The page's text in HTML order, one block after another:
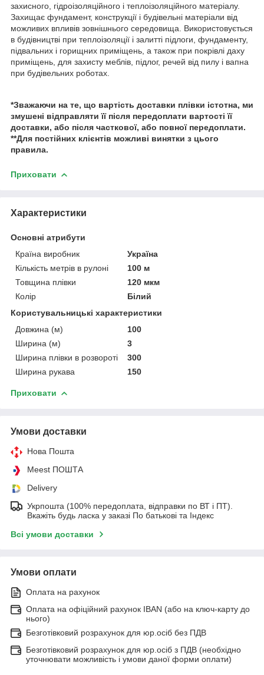
захисного, гідроізоляційного і теплоізоляційного матеріалу.
Захищає фундамент, конструкції і будівельні матеріали від
можливих впливів зовнішнього середовища. Використовується
в будівництві при теплоізоляції і залитті підлоги, фундаменту,
підвальних і горищних приміщень, а також при покрівлі даху
приміщень, для захисту меблів, підлог, речей від пилу і вапна
при будівельних роботах.
*Зважаючи на те, що вартість доставки плівки істотна, ми
змушені відправляти її після передоплати вартості її
доставки, або після часткової, або повної передоплати.
**Для постійних клієнтів можливі винятки з цього
правила.
Приховати
Характеристики
Основні атрибути
Країна виробник
Україна
Кількість метрів в рулоні
100 м
Товщина плівки
120 мкм
Колір
Білий
Користувальницькі характеристики
Довжина (м)
100
Ширина (м)
3
Ширина плівки в розвороті
300
Ширина рукава
150
Приховати
Умови доставки
Нова Пошта
Meest ПОШТА
Delivery
Укрпошта (100% передоплата, відправки по ВТ і ПТ).
Вкажіть будь ласка у заказі По батькові та Індекс
Всі умови доставки
Умови оплати
Оплата на рахунок
Оплата на офіційний рахунок IBAN (або на ключ-карту до
нього)
Безготівковий розрахунок для юр.осіб без ПДВ
Безготівковий розрахунок для юр.осіб з ПДВ (необхідно
уточнювати можливість і умови даної форми оплати)